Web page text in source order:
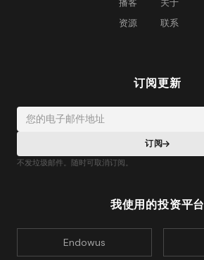
播客
资源
关于
联系
订阅更新
您的电子邮件地址
订阅
不发垃圾邮件。随时可取消订阅。
我使用的投资平台
Endowus